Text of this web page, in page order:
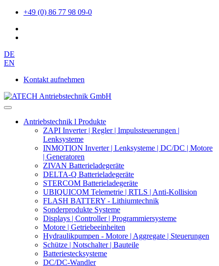
+49 (0) 86 77 98 09-0
DE
EN
Kontakt aufnehmen
Antriebstechnik l Produkte
ZAPI Inverter | Regler | Impulssteuerungen |
Lenksysteme
INMOTION Inverter | Lenksysteme | DC/DC | Motore
| Generatoren
ZIVAN Batterieladegeräte
DELTA-Q Batterieladegeräte
STERCOM Batterieladegeräte
UBIQUICOM Telemetrie | RTLS | Anti-Kollision
FLASH BATTERY - Lithiumtechnik
Sonderprodukte Systeme
Displays | Controller | Programmiersysteme
Motore | Getriebeeinheiten
Hydraulikpumpen - Motore | Aggregate | Steuerungen
Schütze | Notschalter | Bauteile
Batteriestecksysteme
DC/DC-Wandler